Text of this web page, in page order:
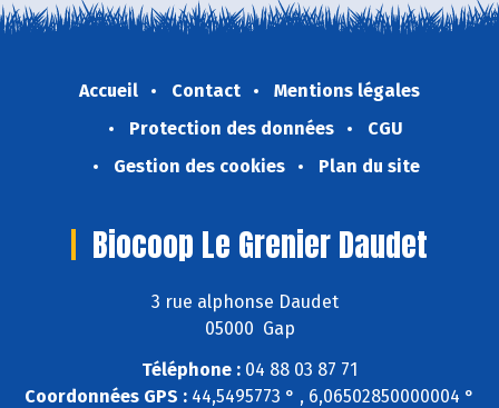
Accueil Contact
Mentions légales
Protection des données
CGU
Gestion des cookies
Plan du site
Biocoop Le Grenier Daudet
3 rue alphonse Daudet
05000 Gap
Téléphone : 04 88 03 87 71
Coordonnées GPS : 44,5495773 ° , 6,06502850000004 °